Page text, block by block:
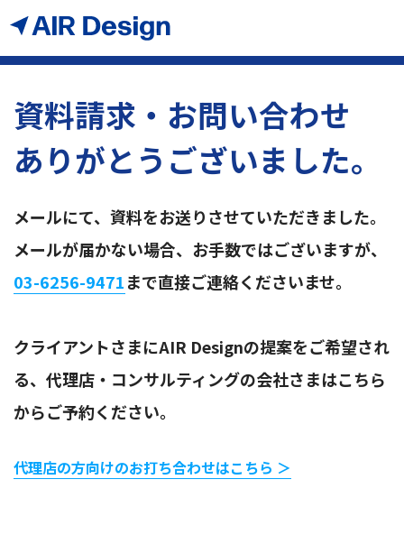
資料請求・お問い合わせ
ありがとうございました。
メールにて、資料をお送りさせていただきました。
メールが届かない場合、お手数ではございますが、
03-6256-9471まで直接ご連絡くださいませ。
クライアントさまにAIR Designの提案をご希望され
る、代理店・コンサルティングの会社さまはこちら
からご予約ください。
代理店の方向けのお打ち合わせはこちら ＞